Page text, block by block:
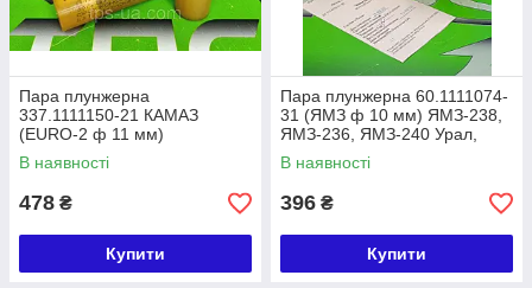
Пара плунжерна
337.1111150-21 КАМАЗ
(EURO-2 ф 11 мм)
В наявності
478 ₴
Купити
Пара плунжерна 60.1111074-
31 (ЯМЗ ф 10 мм) ЯМЗ-238,
ЯМЗ-236, ЯМЗ-240 Урал,
МаЗ, КрАЗ
В наявності
396 ₴
Купити